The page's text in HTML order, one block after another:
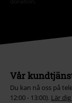
Vår
Du kan nå oss på
12:00 - 13:00). Lär